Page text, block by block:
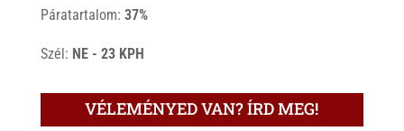
Páratartalom: 37%
Szél: NE - 23 KPH
VÉLEMÉNYED VAN? ÍRD MEG!